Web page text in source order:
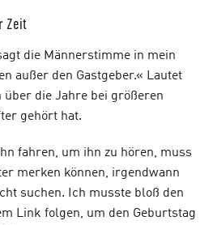
Zeit
die Männerstimme in mein
außer den Gastgeber.« Lautet
über die Jahre bei größeren
gehört hat.
fahren, um ihn zu hören, muss
merken können, irgendwann
suchen. Ich musste bloß den
Link folgen, um den Geburtstag